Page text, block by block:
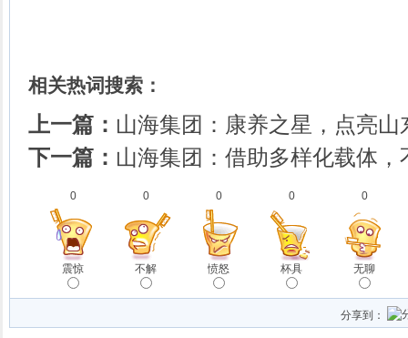
相关热词搜索：
上一篇： 山海集团：康养之星，点亮
下一篇： 山海集团：借助多样化载体
0
震惊
0
不解
0
愤怒
0
杯具
0
无聊
分享到：